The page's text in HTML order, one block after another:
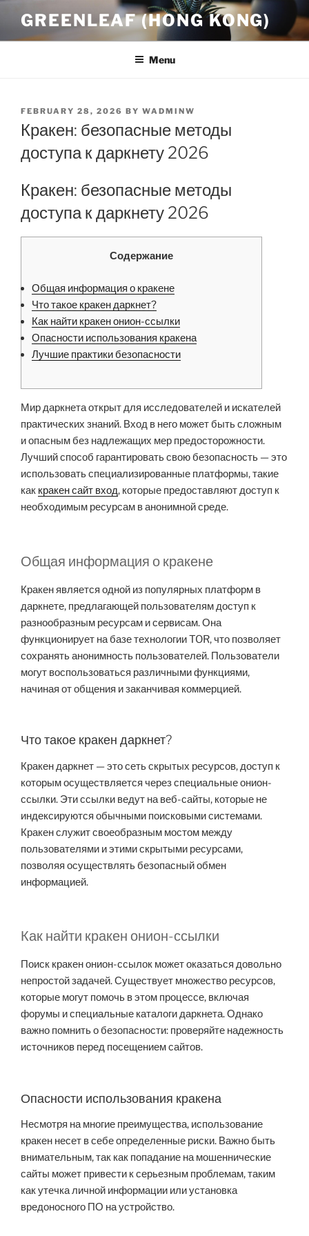
content
GREENLEAF (HONG KONG)
Menu
POSTED
ON
FEBRUARY 28, 2026 BY WADMINW
Кракен: безопасные методы
доступа к даркнету 2026
Кракен: безопасные методы
доступа к даркнету 2026
Содержание
Общая информация о кракене
Что такое кракен даркнет?
Как найти кракен онион-ссылки
Опасности использования кракена
Лучшие практики безопасности
Мир даркнета открыт для исследователей и искателей
практических знаний. Вход в него может быть сложным
и опасным без надлежащих мер предосторожности.
Лучший способ гарантировать свою безопасность — это
использовать специализированные платформы, такие
как кракен сайт вход, которые предоставляют доступ к
необходимым ресурсам в анонимной среде.
Общая информация о кракене
Кракен является одной из популярных платформ в
даркнете, предлагающей пользователям доступ к
разнообразным ресурсам и сервисам. Она
функционирует на базе технологии TOR, что позволяет
сохранять анонимность пользователей. Пользователи
могут воспользоваться различными функциями,
начиная от общения и заканчивая коммерцией.
Что такое кракен даркнет?
Кракен даркнет — это сеть скрытых ресурсов, доступ к
которым осуществляется через специальные онион-
ссылки. Эти ссылки ведут на веб-сайты, которые не
индексируются обычными поисковыми системами.
Кракен служит своеобразным мостом между
пользователями и этими скрытыми ресурсами,
позволяя осуществлять безопасный обмен
информацией.
Как найти кракен онион-ссылки
Поиск кракен онион-ссылок может оказаться довольно
непростой задачей. Существует множество ресурсов,
которые могут помочь в этом процессе, включая
форумы и специальные каталоги даркнета. Однако
важно помнить о безопасности: проверяйте надежность
источников перед посещением сайтов.
Опасности использования кракена
Несмотря на многие преимущества, использование
кракен несет в себе определенные риски. Важно быть
внимательным, так как попадание на мошеннические
сайты может привести к серьезным проблемам, таким
как утечка личной информации или установка
вредоносного ПО на устройство.